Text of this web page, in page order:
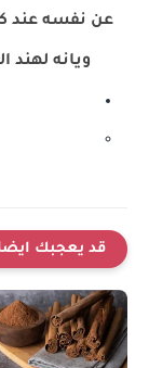
عن نفسه عند
ويانه لهند
قد يعجبك